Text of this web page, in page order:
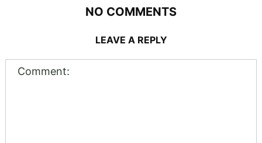
NO COMMENTS
LEAVE A REPLY